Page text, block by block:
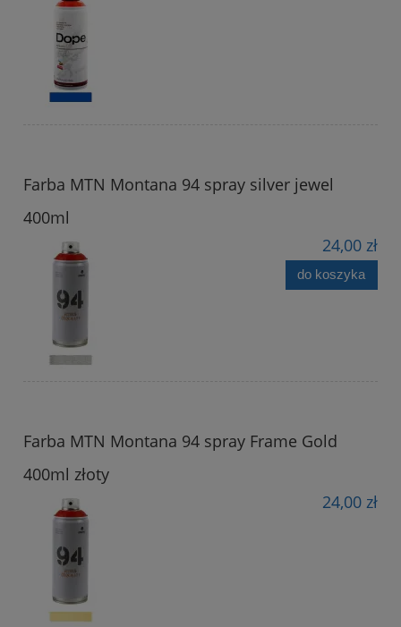
Farba MTN Montana 94 spray silver jewel
400ml
24,00 zł
do koszyka
Farba MTN Montana 94 spray Frame Gold
400ml złoty
24,00 zł